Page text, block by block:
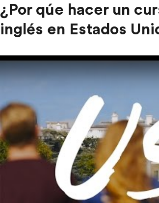
¿Por qúe hacer un
inglés en Estados